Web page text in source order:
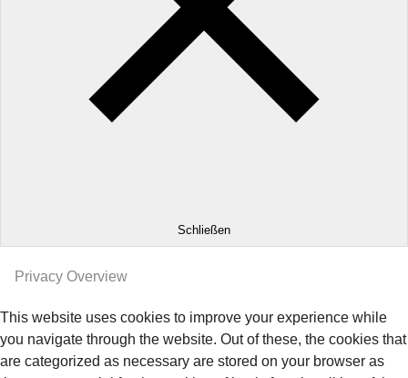
Schließen
Privacy Overview
This website uses cookies to improve your experience while
you navigate through the website. Out of these, the cookies that
are categorized as necessary are stored on your browser as